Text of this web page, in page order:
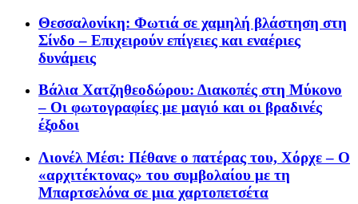
Θεσσαλονίκη: Φωτιά σε χαμηλή βλάστηση στη
Σίνδο – Επιχειρούν επίγειες και εναέριες
δυνάμεις
Βάλια Χατζηθεοδώρου: Διακοπές στη Μύκονο
– Οι φωτογραφίες με μαγιό και οι βραδινές
έξοδοι
Λιονέλ Μέσι: Πέθανε ο πατέρας του, Χόρχε – Ο
«αρχιτέκτονας» του συμβολαίου με τη
Μπαρτσελόνα σε μια χαρτοπετσέτα